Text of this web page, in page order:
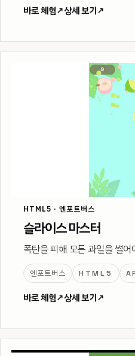
바로 체험↗상세 보기↗
HTML5 · 엔포트버스
슬라이스 마스터
폭탄을 피해 모든 과일을 썰어
엔포트버스 HTML5
바로 체험↗상세 보기↗